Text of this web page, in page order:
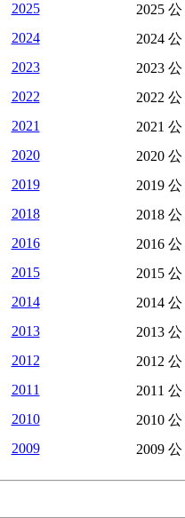
2025
2025
2024
2024
2023
2023
2022
2022
2021
2021
2020
2020
2019
2019
2018
2018
2016
2016
2015
2015
2014
2014
2013
2013
2012
2012
2011
2011
2010
2010
2009
2009